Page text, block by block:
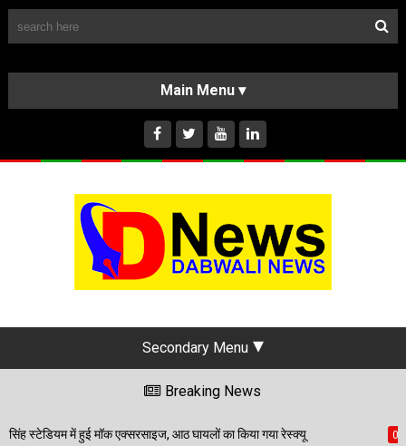
HOME
ABOUT US
INSTAGRAM
Secondary Menu
Breaking News
आठ घायलों का किया गया रेस्क्यू 06/08/2026 पेड़ जन्म से मरण तक